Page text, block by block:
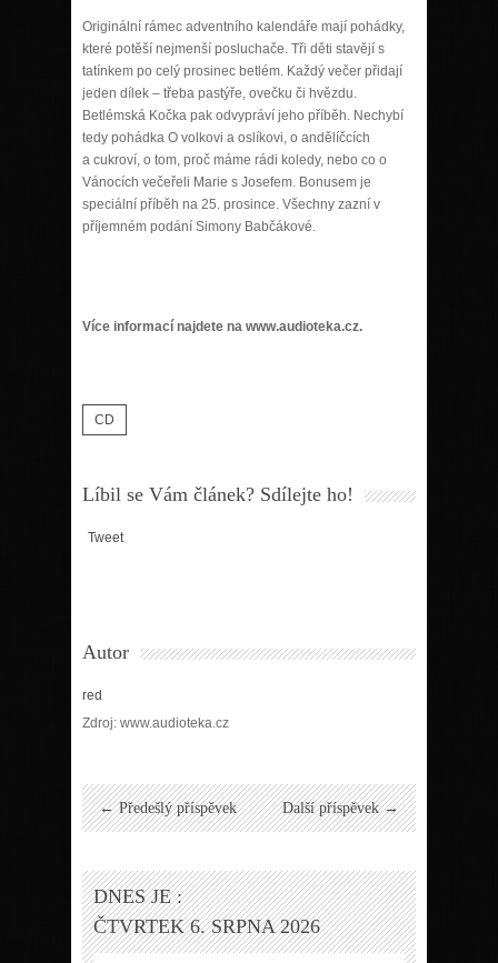
Originální rámec adventního kalendáře mají pohádky,
které potěší nejmenší posluchače. Tři děti stavějí s
tatínkem po celý prosinec betlém. Každý večer přidají
jeden dílek – třeba pastýře, ovečku či hvězdu.
Betlémská Kočka pak odvypráví jeho příběh. Nechybí
tedy pohádka O volkovi a oslíkovi, o andělíčcích
a cukroví, o tom, proč máme rádi koledy, nebo co o
Vánocích večeřeli Marie s Josefem. Bonusem je
speciální příběh na 25. prosince. Všechny zazní v
příjemném podání Simony Babčákové.
Více informací najdete na www.audioteka.cz.
CD
Líbil se Vám článek? Sdílejte ho!
Tweet
Autor
red
Zdroj: www.audioteka.cz
← Předešlý příspěvek Další příspěvek →
DNES JE :
ČTVRTEK 6. SRPNA 2026